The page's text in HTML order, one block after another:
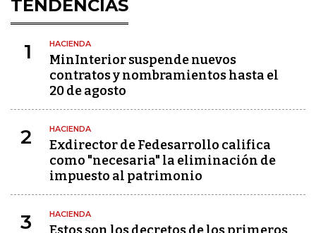
TENDENCIAS
1 HACIENDA
MinInterior suspende nuevos
contratos y nombramientos hasta el
20 de agosto
2 HACIENDA
Exdirector de Fedesarrollo califica
como "necesaria" la eliminación de
impuesto al patrimonio
3 HACIENDA